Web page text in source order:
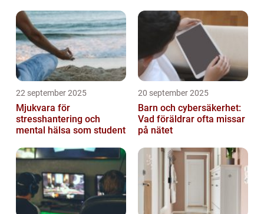
22 september 2025
Mjukvara för
stresshantering och
mental hälsa som student
20 september 2025
Barn och cybersäkerhet:
Vad föräldrar ofta missar
på nätet